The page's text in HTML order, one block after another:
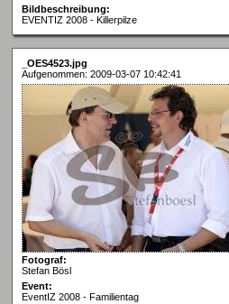
Bildbeschreibung:
EVENTIZ 2008 - Killerpilze
_OES4523.jpg
Aufgenommen: 2009-03-07 10:42:41
Fotograf:
Stefan Bösl
Event:
EventIZ 2008 - Familientag